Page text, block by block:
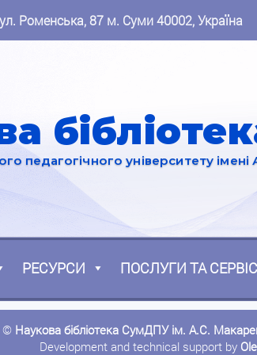
Роменська, 87 м. Суми 40002, Україна
педагогічного університету
РЕСУРСИ ПОСЛУГИ ТА
© Наукова бібліотека СумДПУ ім. А.С.
Development and technical support by